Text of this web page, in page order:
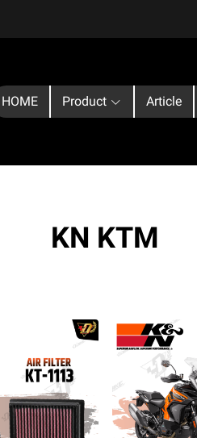
HOME Product Article
KN KTM